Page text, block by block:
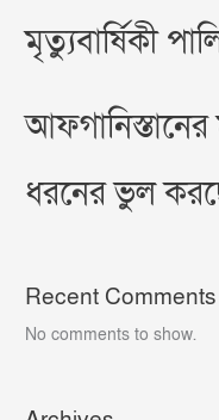
মৃত্যুবার্ষিকী
ধরনের ভুল
Recent Comments
No comments to show.